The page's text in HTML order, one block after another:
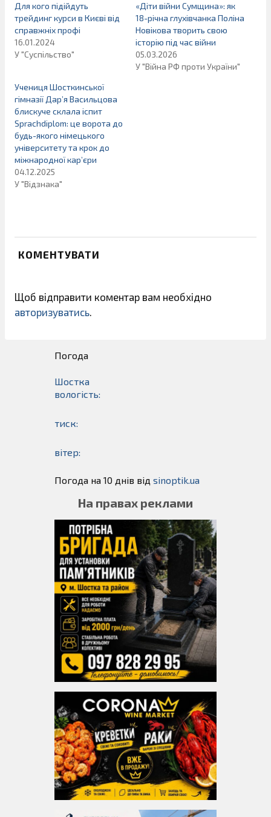
Для кого підійдуть
трейдинг курси в Києві від
справжніх профі
16.01.2024
У "Суспільство"
«Діти війни Сумщина»: як
18-річна глухівчанка Поліна
Новікова творить свою
історію під час війни
05.03.2026
У "Війна РФ проти України"
Учениця Шосткинської
гімназії Дар’я Васильцова
блискуче склала іспит
Sprachdiplom: це ворота до
будь-якого німецького
університету та крок до
міжнародної кар’єри
04.12.2025
У "Відзнака"
КОМЕНТУВАТИ
Щоб відправити коментар вам необхідно
авторизуватись.
Погода
Шостка
вологість:
тиск:
вітер:
Погода на 10 днів від sinoptik.ua
На правах реклами